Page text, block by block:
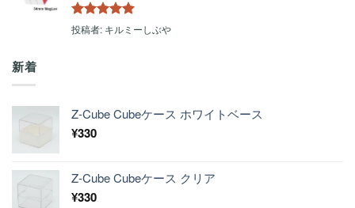
5段階中 5 の
投稿者: キルミーしぶや
新着
Z-Cube Cubeケース ホワイトベース
¥330
Z-Cube Cubeケース クリア
¥330